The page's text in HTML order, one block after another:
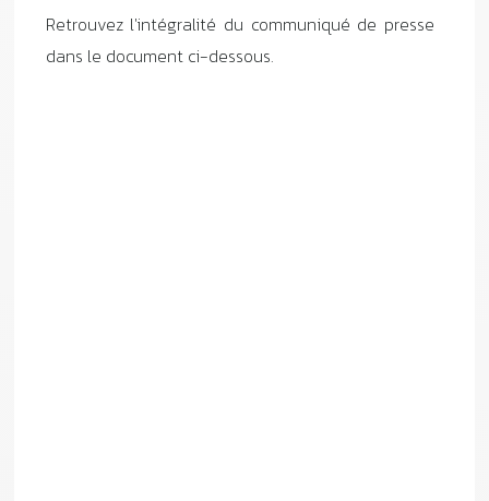
Retrouvez l'intégralité du communiqué de presse
dans le document ci-dessous.